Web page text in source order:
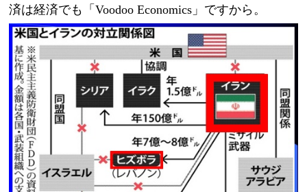
済は経済でも「Voodoo Economics」ですから。